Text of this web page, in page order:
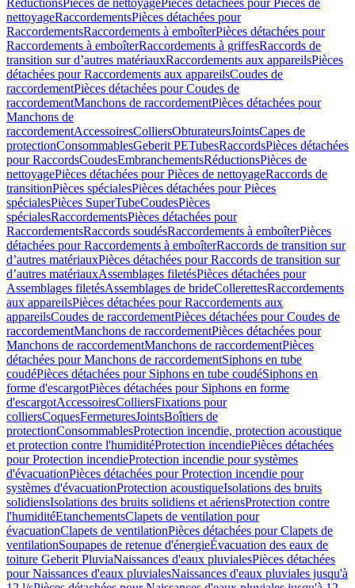
RéductionsPièces de nettoyagePièces détachées pour Pièces de
nettoyageRaccordementsPièces détachées pour
RaccordementsRaccordements à emboîterPièces détachées pour
Raccordements à emboîterRaccordements à griffesRaccords de
transition sur d’autres matériauxRaccordements aux appareilsPièces
détachées pour Raccordements aux appareilsCoudes de
raccordementPièces détachées pour Coudes de
raccordementManchons de raccordementPièces détachées pour
Manchons de
raccordementAccessoiresColliersObturateursJointsCapes de
protectionConsommablesGeberit PETubesRaccordsPièces détachées
pour RaccordsCoudesEmbranchementsRéductionsPièces de
nettoyagePièces détachées pour Pièces de nettoyageRaccords de
transitionPièces spécialesPièces détachées pour Pièces
spécialesPièces SuperTubeCoudesPièces
spécialesRaccordementsPièces détachées pour
RaccordementsRaccords soudésRaccordements à emboîterPièces
détachées pour Raccordements à emboîterRaccords de transition sur
d’autres matériauxPièces détachées pour Raccords de transition sur
d’autres matériauxAssemblages filetésPièces détachées pour
Assemblages filetésAssemblages de brideCollerettesRaccordements
aux appareilsPièces détachées pour Raccordements aux
appareilsCoudes de raccordementPièces détachées pour Coudes de
raccordementManchons de raccordementPièces détachées pour
Manchons de raccordementManchons de raccordementPièces
détachées pour Manchons de raccordementSiphons en tube
coudéPièces détachées pour Siphons en tube coudéSiphons en
forme d'escargotPièces détachées pour Siphons en forme
d'escargotAccessoiresColliersFixations pour
colliersCoquesFermeturesJointsBoîtiers de
protectionConsommablesProtection incendie, protection acoustique
et protection contre l'humiditéProtection incendiePièces détachées
pour Protection incendieProtection incendie pour systèmes
d'évacuationPièces détachées pour Protection incendie pour
systèmes d'évacuationProtection acoustiqueIsolations des bruits
solidiensIsolations des bruits solidiens et aériensProtection contre
l'humiditéEtanchementsClapets de ventilation pour
évacuationClapets de ventilationPièces détachées pour Clapets de
ventilationSoupapes de retenue d'énergieÉvacuation des eaux de
toiture Geberit PluviaNaissances d'eaux pluvialesPièces détachées
pour Naissances d'eaux pluvialesNaissances d'eaux pluviales jusqu'à